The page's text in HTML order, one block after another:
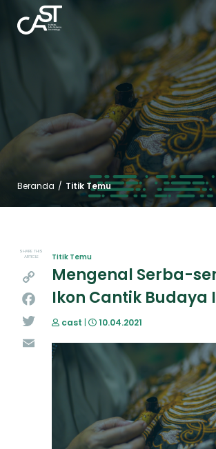
Beranda / Titik Temu
SHARE THIS
ARTICLE
Titik Temu
Mengenal Serba-
Ikon Cantik Budaya
cast | 10.04.2021